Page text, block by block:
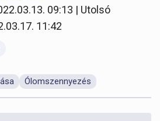
09:13 | Utolsó
11:42
Ólomszennyezés